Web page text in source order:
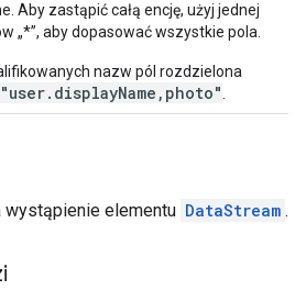
Aby zastąpić całą encję, użyj jednej
„*”, aby dopasować wszystkie pola.
nazw pól rozdzielona
"user.displayName,photo"
wystąpienie elementu DataStream .